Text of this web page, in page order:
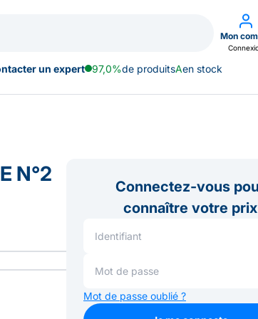
Mon
un expert 97,0%de produitsAen stock
N°2
Connectez-vous
connaître votre prix
Mot de passe oublié ?